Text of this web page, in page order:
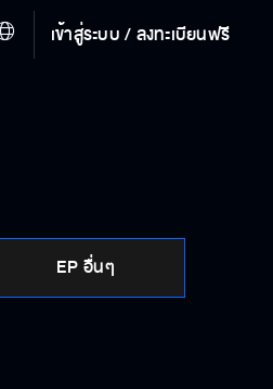
เข้าสู่ระบบ / ลงทะเบียนฟรี
EP อื่นๆ
จนกว่าจะอนุญาต